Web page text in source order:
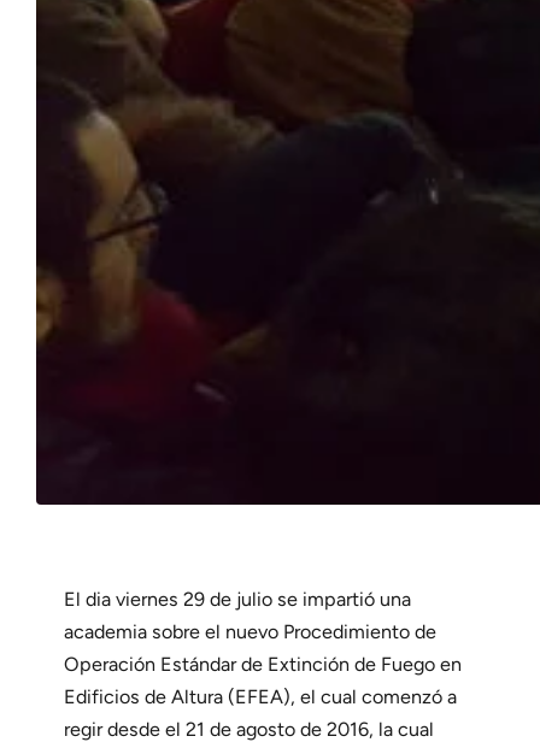
El dia viernes 29 de julio se impartió una
academia sobre el nuevo Procedimiento de
Operación Estándar de Extinción de Fuego en
Edificios de Altura (EFEA), el cual comenzó a
regir desde el 21 de agosto de 2016, la cual